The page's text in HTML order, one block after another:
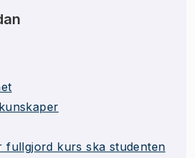
fullgjord kurs ska studenten